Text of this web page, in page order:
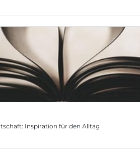
Inspiration für den Alltag